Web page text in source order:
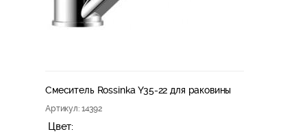
Смеситель Rossinka Y35-22 для раковины
Артикул: 14392
Цвет: